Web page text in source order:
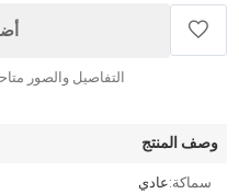
التفاصيل والصور
وصف المنتج
سماكة:عادي